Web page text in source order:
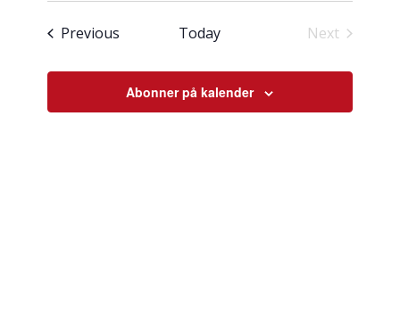
visingsnavigasjon
date.
Previous HendingarToday
Next
Abonner på kalender